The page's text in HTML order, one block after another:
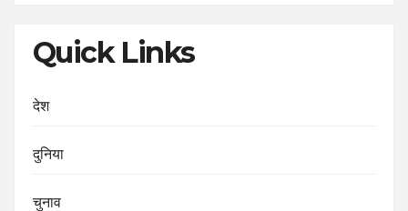
Quick Links
देश
दुनिया
चुनाव